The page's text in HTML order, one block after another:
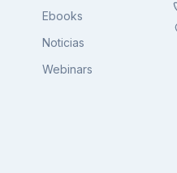
Ebooks
Noticias
Webinars